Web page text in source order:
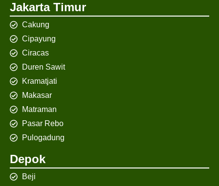
Jakarta Timur
Cakung
Cipayung
Ciracas
Duren Sawit
Kramatjati
Makasar
Matraman
Pasar Rebo
Pulogadung
Depok
Beji